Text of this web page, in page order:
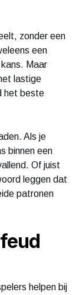
zonder een
een
Maar
lastige
het beste
Als je
binnen een
Of juist
leggen dat
patronen
helpen bij